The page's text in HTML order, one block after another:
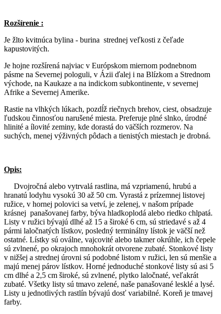
Rozšírenie :
Je žlto kvitnúca bylina - burina strednej veľkosti z čeľade
kapustovitých.
Je hojne rozšírená najviac v Európskom miernom podnebnom
pásme na Severnej pologuli, v Ázii ďalej i na Blízkom a Strednom
východe, na Kaukaze a na indickom subkontinente, v severnej
Afrike a Severnej Amerike.
Rastie na vlhkých lúkach, pozdĺž riečnych brehov, ciest, obsadzuje
ľudskou činnosťou narušené miesta. Preferuje plné slnko, úrodné
hlinité a ílovité zeminy, kde dorastá do väčších rozmerov. Na
suchých, menej výživných pôdach a tienistých miestach je drobná.
Opis:
Dvojročná alebo vytrvalá rastlina, má vzpriamenú, hrubú a
hranatú lodyhu vysokú 30 až 50 cm. Vyrastá z prízemnej listovej
ružice, v hornej polovici sa vetví, je zelenej, v našom prípade
krásnej panašovanej farby, býva hladkoplodá alebo riedko chlpatá.
Listy v ružici bývajú dlhé až 15 a široké 6 cm, sú striedavé s až 4
pármi laločnatých lístkov, posledný terminálny lístok je väčší než
ostatné. Lístky sú oválne, vajcovité alebo takmer okrúhle, ich čepele
sú zvlnené, po okrajoch mnohokrát otvorene zubaté. Stonkové listy
v nižšej a strednej úrovni sú podobné listom v ružici, len sú menšie a
majú menej párov lístkov. Horné jednoduché stonkové listy sú asi 5
cm dlhé a 2,5 cm široké, sú zvlnené, plytko laločnaté, veľakrát
zubaté. Všetky listy sú tmavo zelené, naše panašované lesklé a lysé.
Listy u jednotlivých rastlín bývajú dosť variabilné. Koreň je tmavej
farby.